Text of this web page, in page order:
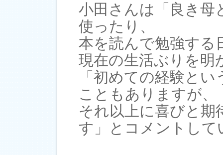
小田さんは「良き母
使ったり、
本を読んで勉強する
現在の生活ぶりを明
「初めての経験と
こともありますが、
それ以上に喜びと期
す」とコメントして